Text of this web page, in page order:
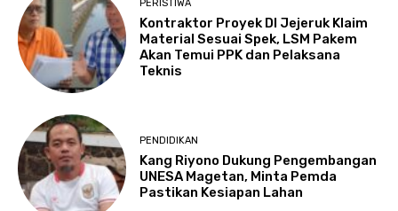
PERISTIWA
Kontraktor Proyek DI Jejeruk Klaim
Material Sesuai Spek, LSM Pakem
Akan Temui PPK dan Pelaksana
Teknis
PENDIDIKAN
Kang Riyono Dukung Pengembangan
UNESA Magetan, Minta Pemda
Pastikan Kesiapan Lahan